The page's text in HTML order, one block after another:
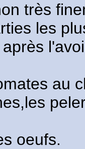
très
les
au
oeufs.